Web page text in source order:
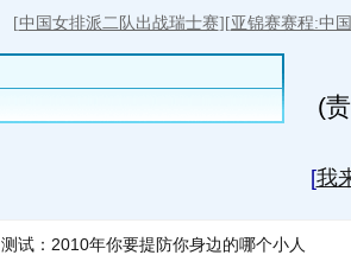
(
[我
测试：2010年你要提防你身边的哪个小人